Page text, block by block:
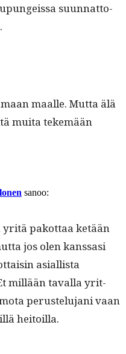
suun­nat­to­
maalle. Mut­ta älä
mui­ta tekemään
sanoo:
yritä pakot­taa ketään
jos olen kanssasi
asial­lista
mil­lään taval­la yrit­
perustelu­jani vaan
heitoilla.